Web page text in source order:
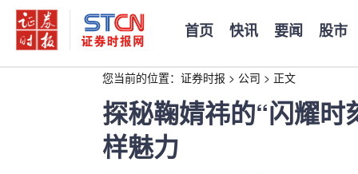
首页 快讯 要闻 股市
您当前的位置： 证券时报 > 公司 > 正文
探秘鞠婧祎的“闪耀
样魅力